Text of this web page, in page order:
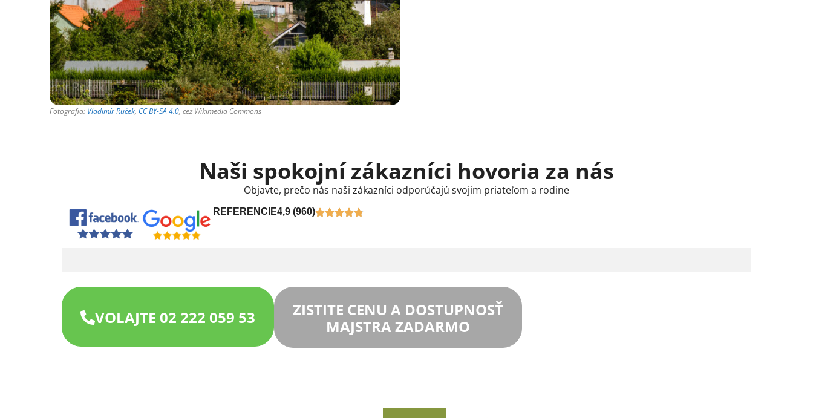
Fotografia: Vladimír Ruček, CC BY-SA 4.0, cez Wikimedia Commons
Naši spokojní zákazníci hovoria za nás
Objavte, prečo nás naši zákazníci odporúčajú svojim priateľom a rodine
REFERENCIE4,9 (960)
VOLAJTE 02 222 059 53
ZISTITE CENU A DOSTUPNOSŤ
MAJSTRA ZADARMO